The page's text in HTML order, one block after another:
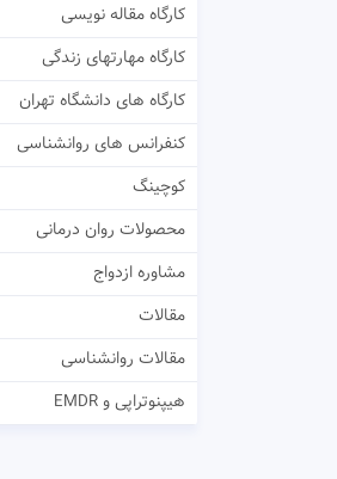
کارگاه مقاله نویسی
کارگاه مهارتهای زندگی
کارگاه های دانشگاه تهران
کنفرانس های روانشناسی
کوچینگ
محصولات روان درمانی
مشاوره ازدواج
مقالات
مقالات روانشناسی
هیپنوتراپی و EMDR